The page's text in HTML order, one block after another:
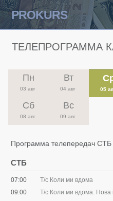
PROKURS
ТЕЛЕПРОГРАММА
Пн
03 авг
Вт
04 авг 05
Сб
08 авг
Вс
09 авг
Программа телепередач СТБ
СТБ
07:00
Т/с Коли ми вдома
09:00
Т/с Коли ми вдома. Нова